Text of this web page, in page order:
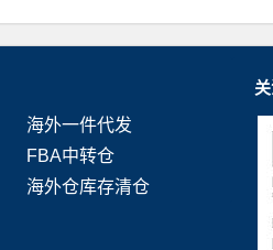
海外一件代发
FBA中转仓
海外仓库存清仓